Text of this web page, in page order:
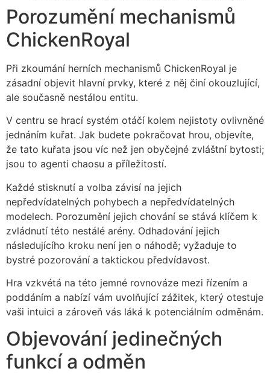
Porozumění mechanismů
ChickenRoyal
Při zkoumání herních mechanismů ChickenRoyal je
zásadní objevit hlavní prvky, které z něj činí okouzlující,
ale současně nestálou entitu.
V centru se hrací systém otáčí kolem nejistoty ovlivněné
jednáním kuřat. Jak budete pokračovat hrou, objevíte,
že tato kuřata jsou víc než jen obyčejné zvláštní bytosti;
jsou to agenti chaosu a příležitostí.
Každé stisknutí a volba závisí na jejich
nepředvídatelných pohybech a nepředvídatelných
modelech. Porozumění jejich chování se stává klíčem k
zvládnutí této nestálé arény. Odhadování jejich
následujícího kroku není jen o náhodě; vyžaduje to
bystré pozorování a taktickou předvídavost.
Hra vzkvétá na této jemné rovnováze mezi řízením a
poddáním a nabízí vám uvolňující zážitek, který otestuje
vaši intuici a zároveň vás láká k potenciálním odměnám.
Objevování jedinečných
funkcí a odměn